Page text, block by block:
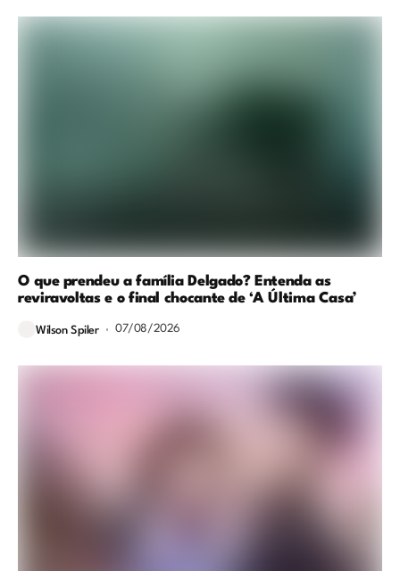
O que prendeu a família Delgado? Entenda as
reviravoltas e o final chocante de ‘A Última Casa’
Wilson Spiler 07/08/2026